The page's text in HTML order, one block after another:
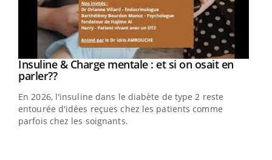
Youtube
Insuline & Charge mentale : et si on osait en
parler??Youtube
En 2026, l'insuline dans le diabète de type 2 reste
entourée d'idées reçues chez les patients comme
parfois chez les soignants.